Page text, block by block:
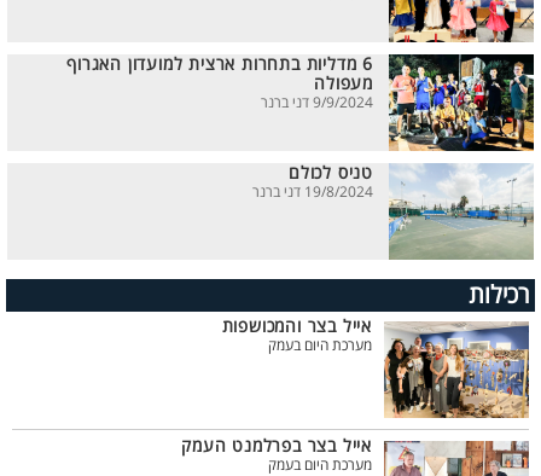
6 מדליות בתחרות ארצית למועדון האגרוף
מעפולה
9/9/2024 דני ברנר
טניס לכולם
19/8/2024 דני ברנר
רכילות
אייל בצר והמכושפות
מערכת היום בעמק
אייל בצר בפרלמנט העמק
מערכת היום בעמק